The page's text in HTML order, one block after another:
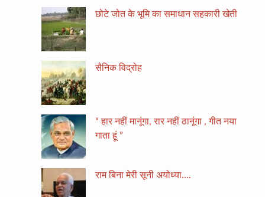
छोटे जोत के भूमि का समाधान सहकारी खेती
सैनिक विद्रोह
“ हार नहीं मानूंगा, रार नहीं ठानूंगा , गीत नया
गाता हूं ”
राम बिना मेरी सूनी अयोध्या….